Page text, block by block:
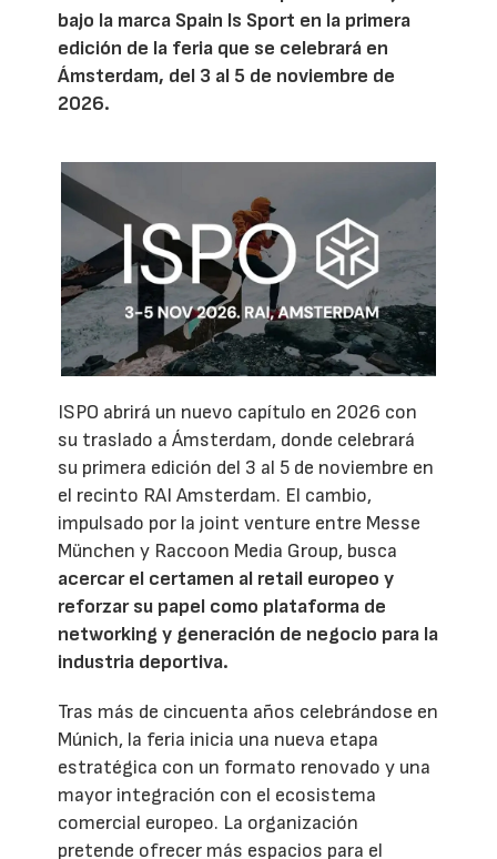
bajo la marca Spain Is Sport en la primera
edición de la feria que se celebrará en
Ámsterdam, del 3 al 5 de noviembre de
2026.
ISPO abrirá un nuevo capítulo en 2026 con
su traslado a Ámsterdam, donde celebrará
su primera edición del 3 al 5 de noviembre en
el recinto RAI Amsterdam. El cambio,
impulsado por la joint venture entre Messe
München y Raccoon Media Group, busca
acercar el certamen al retail europeo y
reforzar su papel como plataforma de
networking y generación de negocio para la
industria deportiva.
Tras más de cincuenta años celebrándose en
Múnich, la feria inicia una nueva etapa
estratégica con un formato renovado y una
mayor integración con el ecosistema
comercial europeo. La organización
pretende ofrecer más espacios para el